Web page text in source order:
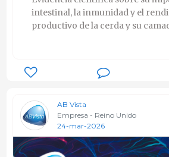
intestinal, la inmunidad y el
productivo de la cerda y su
AB Vista
Empresa - Reino Unido
24-mar-2026